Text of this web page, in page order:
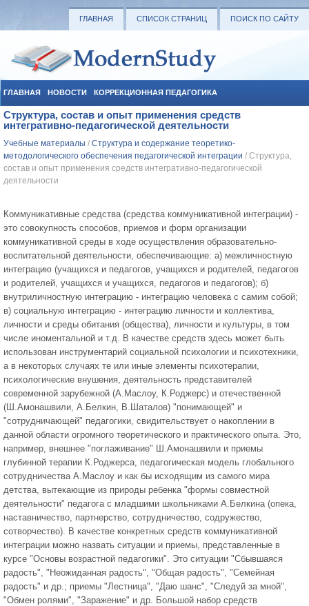
ГЛАВНАЯ СПИСОК СТРАНИЦ ПОИСК ПО САЙТУ
ГЛАВНАЯ НОВОСТИ КОРРЕКЦИОННАЯ ПЕДАГОГИКА
СОЦИАЛЬНАЯ ПЕДАГОГИКА УЧЕБНЫЕ МАТЕРИАЛЫ
Структура, состав и опыт применения средств
интегративно-педагогической деятельности
Учебные материалы / Структура и содержание теоретико-
методологического обеспечения педагогической интеграции / Структура,
состав и опыт применения средств интегративно-педагогической
деятельности
Коммуникативные средства (средства коммуникативной интеграции) -
это совокупность способов, приемов и форм организации
коммуникативной среды в ходе осуществления образовательно-
воспитательной деятельности, обеспечивающие: а) межличностную
интеграцию (учащихся и педагогов, учащихся и родителей, педагогов
и родителей, учащихся и учащихся, педагогов и педагогов); б)
внутриличностную интеграцию - интеграцию человека с самим собой;
в) социальную интеграцию - интеграцию личности и коллектива,
личности и среды обитания (общества), личности и культуры, в том
числе иноментальной и т.д. В качестве средств здесь может быть
использован инструментарий социальной психологии и психотехники,
а в некоторых случаях те или иные элементы психотерапии,
психологические внушения, деятельность представителей
современной зарубежной (А.Маслоу, К.Роджерс) и отечественной
(Ш.Амонашвили, А.Белкин, В.Шаталов) "понимающей" и
"сотрудничающей" педагогики, свидительствует о накоплении в
данной области огромного теоретического и практического опыта. Это,
например, внешнее "поглаживание" Ш.Амонашвили и приемы
глубинной терапии К.Роджерса, педагогическая модель глобального
сотрудничества А.Маслоу и как бы исходящим из самого мира
детства, вытекающие из природы ребенка "формы совместной
деятельности" педагога с младшими школьниками А.Белкина (опека,
наставничество, партнерство, сотрудничество, содружество,
сотворчество). В качестве конкретных средств коммуникативной
интеграции можно назвать ситуации и приемы, представленные в
курсе "Основы возрастной педагогики". Это ситуации "Сбывшаяся
радость", "Неожиданная радость", "Общая радость", "Семейная
радость" и др.; приемы "Лестница", "Даю шанс", "Следуй за мной",
"Обмен ролями", "Заражение" и др. Большой набор средств